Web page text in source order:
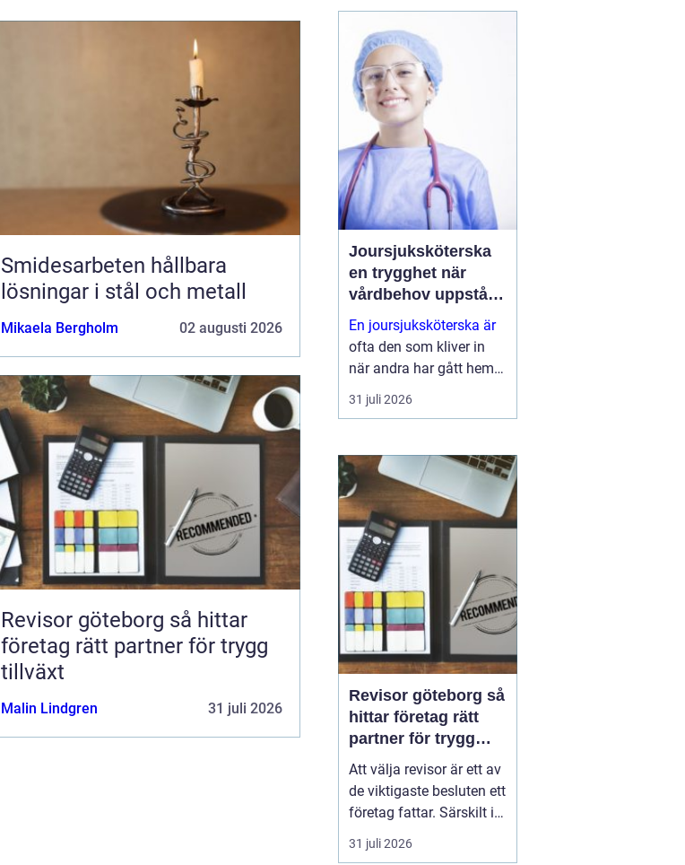
Smidesarbeten hållbara
lösningar i stål och metall
Mikaela Bergholm 02 augusti 2026
Revisor göteborg så hittar
företag rätt partner för trygg
tillväxt
Malin Lindgren 31 juli 2026
trappor till stora
stålkonstruktioner i
industrin. När smidet
utförs rätt får du
produkter som håller
länge, tål...
Joursjuksköterska
en trygghet när
vårdbehov uppstår
dygnet runt
En joursjuksköterska är
ofta den som kliver in
när andra har gått hem
för dagen. Under sena
kvällar, nätter och helger
människor på
äldreboenden, LSS-
boenden, inom
socialpsykiatrin och i
ord...
31 juli 2026
Revisor göteborg så
hittar företag rätt
partner för trygg
tillväxt
Att välja revisor är ett av
de viktigaste besluten ett
företag fattar. Särskilt i
en företagsintensiv stad
som Göteborg, där allt
31 juli 2026